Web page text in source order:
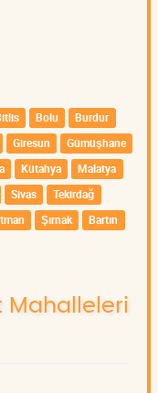
Bolu
Burdur
Giresun
Gümüşhane
Kütahya
Malatya
Sivas
Tekirdağ
Şırnak
Bartın
Mahalleleri